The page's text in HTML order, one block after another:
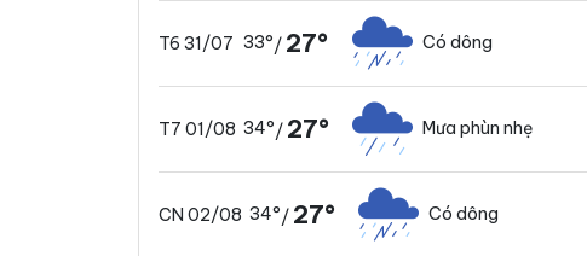
T6 31/07 33°/ 27° Có dông
T7 01/08 34°/ 27° Mưa phùn nhẹ
CN 02/08 34°/ 27° Có dông